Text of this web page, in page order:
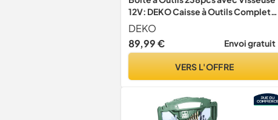
12V: DEKO Caisse à Outils Complete
Rose,Caisse a Outil Complete à
Tiroirs Faciliter le Rangement et
l'accès aux, Perceuse Femme pour
DEKO
89,99 €
Envoi gratuit
VERS L'OFFRE